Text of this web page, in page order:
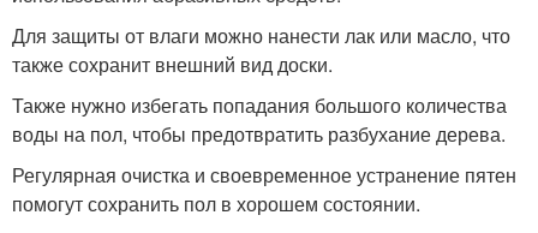
Для защиты от влаги можно нанести лак или масло, что
также сохранит внешний вид доски.
Также нужно избегать попадания большого количества
воды на пол, чтобы предотвратить разбухание дерева.
Регулярная очистка и своевременное устранение пятен
помогут сохранить пол в хорошем состоянии.